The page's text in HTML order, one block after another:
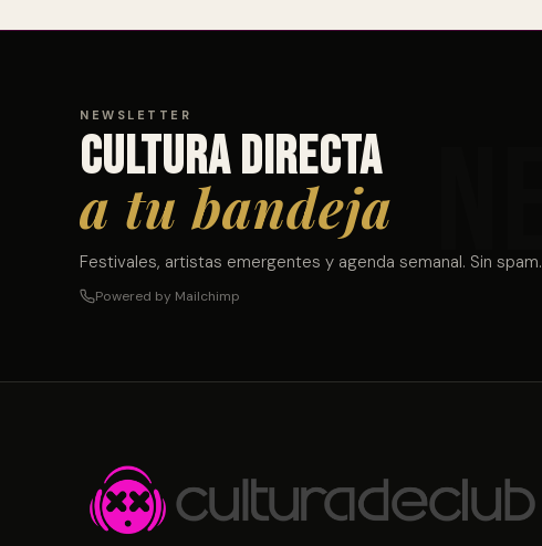
NEWSLETTER
Cultura directa
a tu bandeja
Festivales, artistas emergentes y agenda semanal. Sin spam.
Powered by Mailchimp